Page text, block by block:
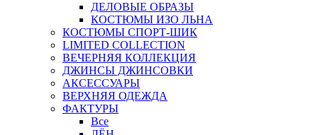
ДЕЛОВЫЕ ОБРАЗЫ
КОСТЮМЫ ИЗО ЛЬНА
КОСТЮМЫ СПОРТ-ШИК
LIMITED COLLECTION
ВЕЧЕРНЯЯ КОЛЛЕКЦИЯ
ДЖИНСЫ ДЖИНСОВКИ
АКСЕССУАРЫ
ВЕРХНЯЯ ОДЕЖДА
ФАКТУРЫ
Все